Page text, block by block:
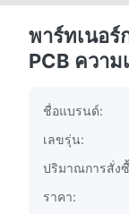
พาร์ทเนอร์
PCB ความ
ชื่อแบรนด์:
เลขรุ่น:
ปริมาณการสั่ง
ราคา: